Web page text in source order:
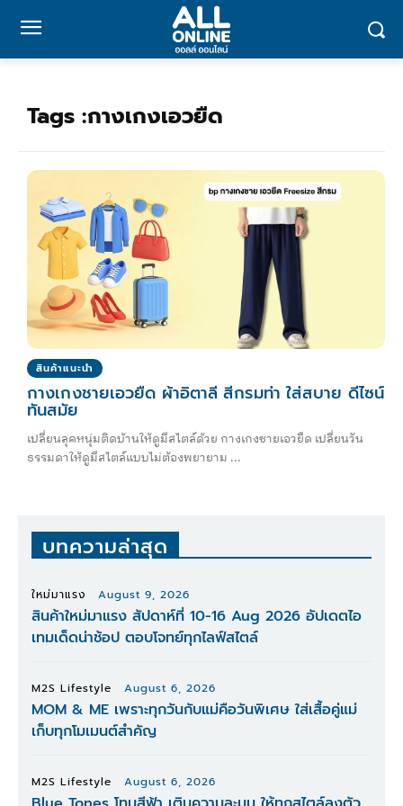
Tags :กางเกงเอวยืด
สินค้าแนะนำ
กางเกงชายเอวยืด ผ้าอิตาลี สีกรมท่า ใส่สบาย ดีไซน์
ทันสมัย
เปลี่ยนลุคหนุ่มติดบ้านให้ดูมีสไตล์ด้วย กางเกงชายเอวยืด เปลี่ยนวัน
ธรรมดาให้ดูมีสไตล์แบบไม่ต้องพยายาม ...
บทความล่าสุด
ใหม่มาแรง August 9, 2026
สินค้าใหม่มาแรง สัปดาห์ที่ 10-16 Aug 2026 อัปเดตไอ
เทมเด็ดน่าช้อป ตอบโจทย์ทุกไลฟ์สไตล์
M2S Lifestyle August 6, 2026
MOM & ME เพราะทุกวันกับแม่คือวันพิเศษ ใส่เสื้อคู่แม่
เก็บทุกโมเมนต์สำคัญ
M2S Lifestyle August 6, 2026